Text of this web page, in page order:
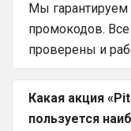
Мы гарантируем
промокодов.
проверены и
Какая акция
пользуется